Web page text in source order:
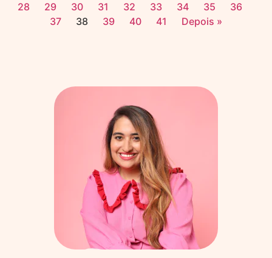
28
29 30 31 32 33 34 35
36
37
38 39 40 41 Depois »